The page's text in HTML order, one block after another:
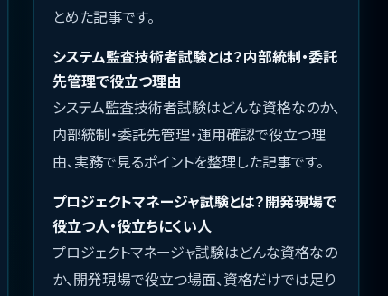
とめた記事です。
システム監査技術者試験とは？内部統制・委託
先管理で役立つ理由
システム監査技術者試験はどんな資格なのか、
内部統制・委託先管理・運用確認で役立つ理
由、実務で見るポイントを整理した記事です。
プロジェクトマネージャ試験とは？開発現場で
役立つ人・役立ちにくい人
プロジェクトマネージャ試験はどんな資格なの
か、開発現場で役立つ場面、資格だけでは足り